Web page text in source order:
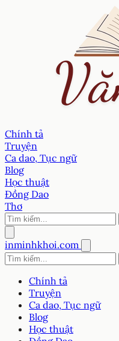
Chính tả
Truyện
Ca dao, Tục ngữ
Blog
Học thuật
Đồng Dao
Thơ
inminhkhoi.com
Chính tả
Truyện
Ca dao, Tục ngữ
Blog
Học thuật